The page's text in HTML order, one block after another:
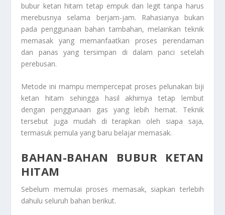
bubur ketan hitam tetap empuk dan legit tanpa harus
merebusnya selama berjam-jam. Rahasianya bukan
pada penggunaan bahan tambahan, melainkan teknik
memasak yang memanfaatkan proses perendaman
dan panas yang tersimpan di dalam panci setelah
perebusan.
Metode ini mampu mempercepat proses pelunakan biji
ketan hitam sehingga hasil akhirnya tetap lembut
dengan penggunaan gas yang lebih hemat. Teknik
tersebut juga mudah di terapkan oleh siapa saja,
termasuk pemula yang baru belajar memasak.
BAHAN-BAHAN BUBUR KETAN
HITAM
Sebelum memulai proses memasak, siapkan terlebih
dahulu seluruh bahan berikut.